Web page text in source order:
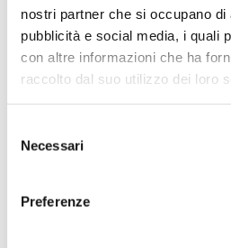
nostri partner che si occupano di
pubblicità e social media, i quali
con altre informazioni che ha
raccolto dal suo utilizzo dei loro
delNecessari
Preferenze